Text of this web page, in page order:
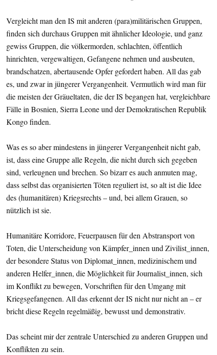
Vergleicht man den IS mit anderen (para)militärischen Gruppen,
finden sich durchaus Gruppen mit ähnlicher Ideologie, und ganz
gewiss Gruppen, die völkermorden, schlachten, öffentlich
hinrichten, vergewaltigen, Gefangene nehmen und ausbeuten,
brandschatzen, abertausende Opfer gefordert haben. All das gab
es, und zwar in jüngerer Vergangenheit. Vermutlich wird man für
die meisten der Gräueltaten, die der IS begangen hat, vergleichbare
Fälle in Bosnien, Sierra Leone und der Demokratischen Republik
Kongo finden.
Was es so aber mindestens in jüngerer Vergangenheit nicht gab,
ist, dass eine Gruppe alle Regeln, die nicht durch sich gegeben
sind, verleugnen und brechen. So bizarr es auch anmuten mag,
dass selbst das organisierten Töten reguliert ist, so alt ist die Idee
des (humanitären) Kriegsrechts – und, bei allem Grauen, so
nützlich ist sie.
Humanitäre Korridore, Feuerpausen für den Abstransport von
Toten, die Unterscheidung von Kämpfer_innen und Zivilist_innen,
der besondere Status von Diplomat_innen, medizinischem und
anderen Helfer_innen, die Möglichkeit für Journalist_innen, sich
im Konflikt zu bewegen, Vorschriften für den Umgang mit
Kriegsgefangenen. All das erkennt der IS nicht nur nicht an – er
bricht diese Regeln regelmäßig, bewusst und demonstrativ.
Das scheint mir der zentrale Unterschied zu anderen Gruppen und
Konflikten zu sein.